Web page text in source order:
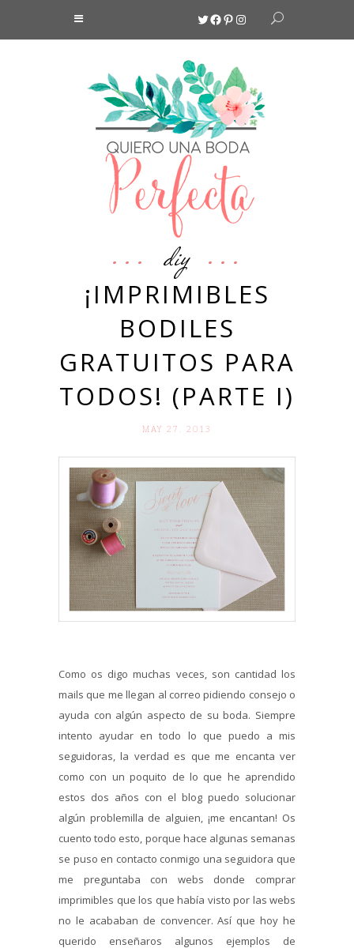
Twitter
Facebook
Pinterest
Instagram
diy
¡IMPRIMIBLES
BODILES
GRATUITOS PARA
TODOS! (PARTE I)
MAY 27. 2013
Como os digo muchas veces, son cantidad los
mails que me llegan al correo pidiendo consejo o
ayuda con algún aspecto de su boda. Siempre
intento ayudar en todo lo que puedo a mis
seguidoras, la verdad es que me encanta ver
como con un poquito de lo que he aprendido
estos dos años con el blog puedo solucionar
algún problemilla de alguien, ¡me encantan! Os
cuento todo esto, porque hace algunas semanas
se puso en contacto conmigo una seguidora que
me preguntaba con webs donde comprar
imprimibles que los que había visto por las webs
no le acababan de convencer. Así que hoy he
querido enseñaros algunos ejemplos de